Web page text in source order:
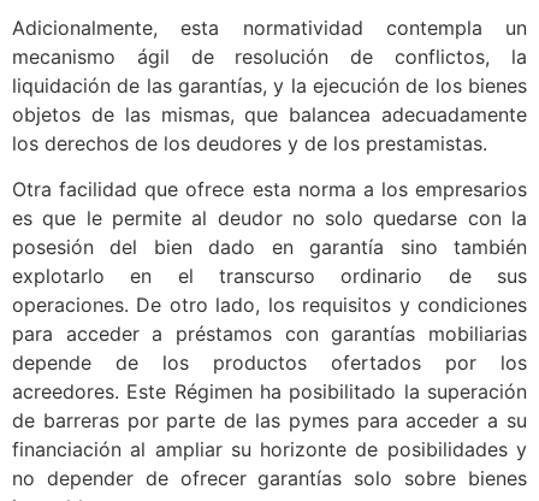
Adicionalmente, esta normatividad contempla un
mecanismo ágil de resolución de conflictos, la
liquidación de las garantías, y la ejecución de los bienes
objetos de las mismas, que balancea adecuadamente
los derechos de los deudores y de los prestamistas.
Otra facilidad que ofrece esta norma a los empresarios
es que le permite al deudor no solo quedarse con la
posesión del bien dado en garantía sino también
explotarlo en el transcurso ordinario de sus
operaciones. De otro lado, los requisitos y condiciones
para acceder a préstamos con garantías mobiliarias
depende de los productos ofertados por los
acreedores. Este Régimen ha posibilitado la superación
de barreras por parte de las pymes para acceder a su
financiación al ampliar su horizonte de posibilidades y
no depender de ofrecer garantías solo sobre bienes